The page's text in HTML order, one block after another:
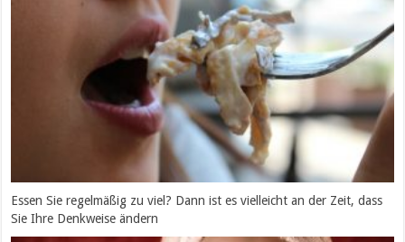
Essen Sie regelmäßig zu viel? Dann ist es vielleicht an der Zeit, dass
Sie Ihre Denkweise ändern